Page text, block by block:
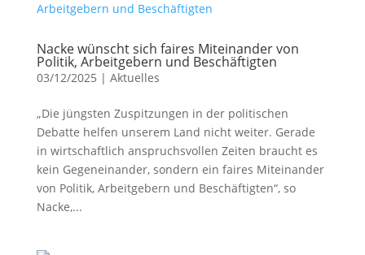
Nacke wünscht sich faires Miteinander von
Politik, Arbeitgebern und Beschäftigten
03/12/2025 | Aktuelles
„Die jüngsten Zuspitzungen in der politischen
Debatte helfen unserem Land nicht weiter. Gerade
in wirtschaftlich anspruchsvollen Zeiten braucht es
kein Gegeneinander, sondern ein faires Miteinander
von Politik, Arbeitgebern und Beschäftigten“, so
Nacke,...